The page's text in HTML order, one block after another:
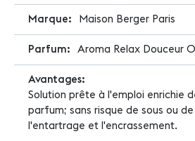
Maison Berger Paris
Aroma Relax Douceur
Solution prête à l'emploi enrichie
parfum; sans risque de sous ou
l'entartrage et l'encrassement.